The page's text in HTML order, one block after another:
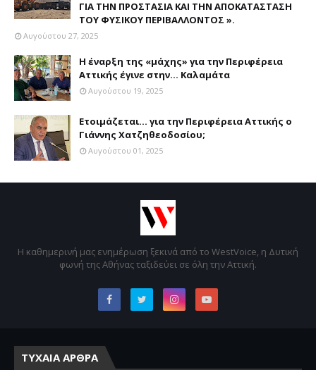
ΓΙΑ ΤΗΝ ΠΡΟΣΤΑΣΙΑ ΚΑΙ ΤΗΝ ΑΠΟΚΑΤΑΣΤΑΣΗ
ΤΟΥ ΦΥΣΙΚΟΥ ΠΕΡΙΒΑΛΛΟΝΤΟΣ ».
Αυγούστου 27, 2025
Η έναρξη της «μάχης» για την Περιφέρεια
Αττικής έγινε στην... Καλαμάτα
Αυγούστου 19, 2025
Ετοιμάζεται... για την Περιφέρεια Αττικής ο
Γιάννης Χατζηθεοδοσίου;
Αυγούστου 01, 2025
Η καθημερινή μας ενημέρωση ξεκινά από το WestVoice, η Δυτική
φωνή της Αθήνας ταξιδεύει σε όλη την Αττική.
ΤΥΧΑΙΑ ΑΡΘΡΑ